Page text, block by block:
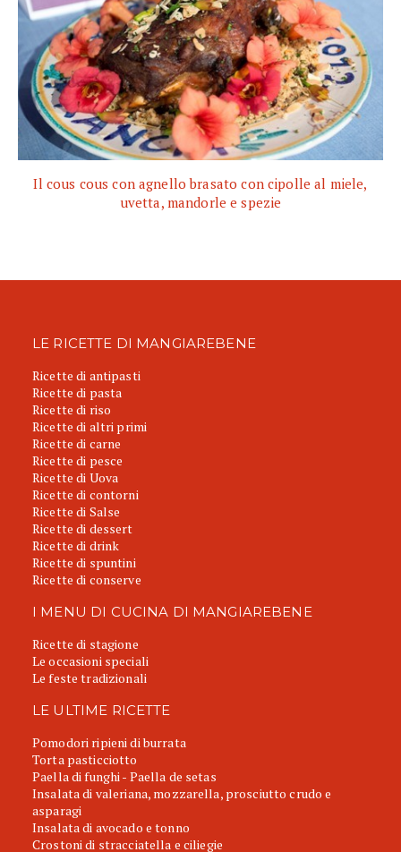
Il cous cous con agnello brasato con cipolle al miele,
uvetta, mandorle e spezie
LE RICETTE DI MANGIAREBENE
Ricette di antipasti
Ricette di pasta
Ricette di riso
Ricette di altri primi
Ricette di carne
Ricette di pesce
Ricette di Uova
Ricette di contorni
Ricette di Salse
Ricette di dessert
Ricette di drink
Ricette di spuntini
Ricette di conserve
I MENU DI CUCINA DI MANGIAREBENE
Ricette di stagione
Le occasioni speciali
Le feste tradizionali
LE ULTIME RICETTE
Pomodori ripieni di burrata
Torta pasticciotto
Paella di funghi - Paella de setas
Insalata di valeriana, mozzarella, prosciutto crudo e
asparagi
Insalata di avocado e tonno
Crostoni di stracciatella e ciliegie